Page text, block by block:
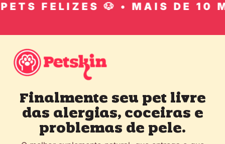
FELIZES 🐶 • MAIS DE 10
Finalmente seu pet livre
das alergias, coceiras e
problemas de pele.